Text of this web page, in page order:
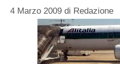
4 Marzo 2009 di Redazione